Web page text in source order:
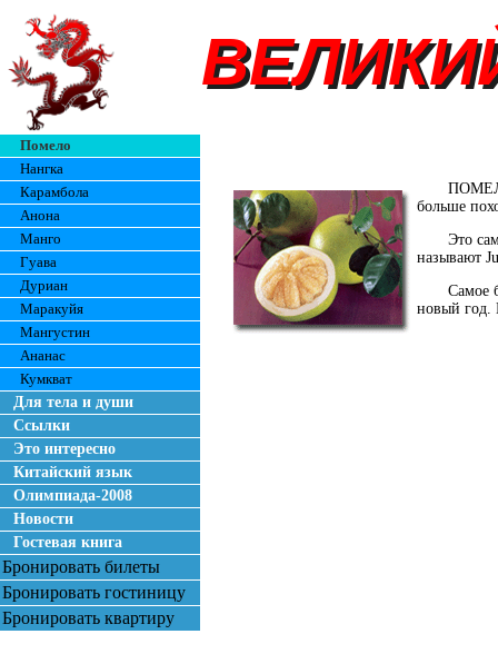
больше
Это
называют
Самое
новый год.
Помело
Нангка
Карамбола
Анона
Манго
Гуава
Дуриан
Маракуйя
Мангустин
Ананас
Кумкват
Для тела и души
Ссылки
Это интересно
Китайский язык
Олимпиада-2008
Новости
Гостевая книга
Бронировать билеты
Бронировать гостиницу
Бронировать квартиру